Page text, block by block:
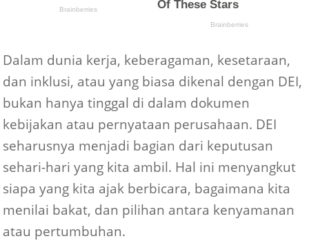
Dalam dunia kerja, keberagaman, kesetaraan,
dan inklusi, atau yang biasa dikenal dengan DEI,
bukan hanya tinggal di dalam dokumen
kebijakan atau pernyataan perusahaan. DEI
seharusnya menjadi bagian dari keputusan
sehari-hari yang kita ambil. Hal ini menyangkut
siapa yang kita ajak berbicara, bagaimana kita
menilai bakat, dan pilihan antara kenyamanan
atau pertumbuhan.